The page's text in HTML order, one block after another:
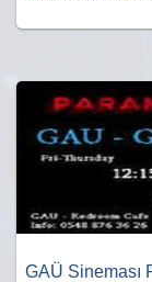
GAÜ Sineması